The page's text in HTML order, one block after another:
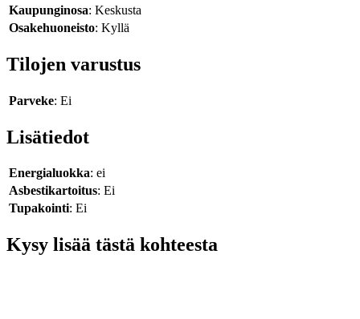
Kaupunginosa: Keskusta
Osakehuoneisto: Kyllä
Tilojen varustus
Parveke: Ei
Lisätiedot
Energialuokka: ei
Asbestikartoitus: Ei
Tupakointi: Ei
Kysy lisää tästä kohteesta